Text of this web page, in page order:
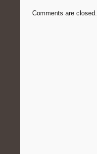
Comments are closed.